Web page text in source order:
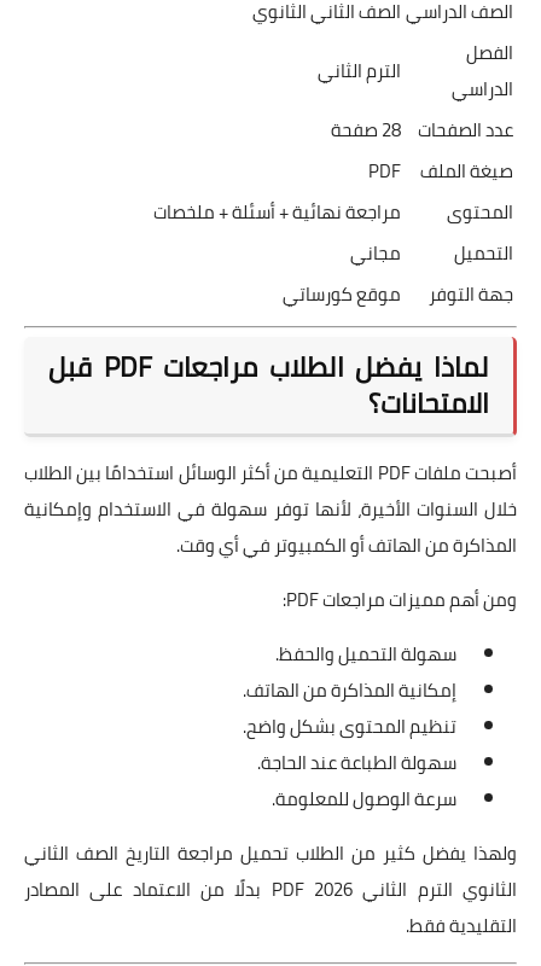
الصف الدراسيالصف الثاني الثانوي
الفصل
الدراسي
الترم الثاني
عدد الصفحات 28 صفحة
صيغة الملف PDF
المحتوى
مراجعة نهائية + أسئلة + ملخصات
التحميل
مجاني
جهة التوفر
موقع كورساتي
لماذا يفضل الطلاب مراجعات PDF قبل
الامتحانات؟
أصبحت ملفات PDF التعليمية من أكثر الوسائل استخدامًا بين الطلاب
خلال السنوات الأخيرة، لأنها توفر سهولة في الاستخدام وإمكانية
المذاكرة من الهاتف أو الكمبيوتر في أي وقت.
ومن أهم مميزات مراجعات PDF:
سهولة التحميل والحفظ.
إمكانية المذاكرة من الهاتف.
تنظيم المحتوى بشكل واضح.
سهولة الطباعة عند الحاجة.
سرعة الوصول للمعلومة.
ولهذا يفضل كثير من الطلاب تحميل مراجعة التاريخ الصف الثاني
الثانوي الترم الثاني 2026 PDF بدلًا من الاعتماد على المصادر
التقليدية فقط.